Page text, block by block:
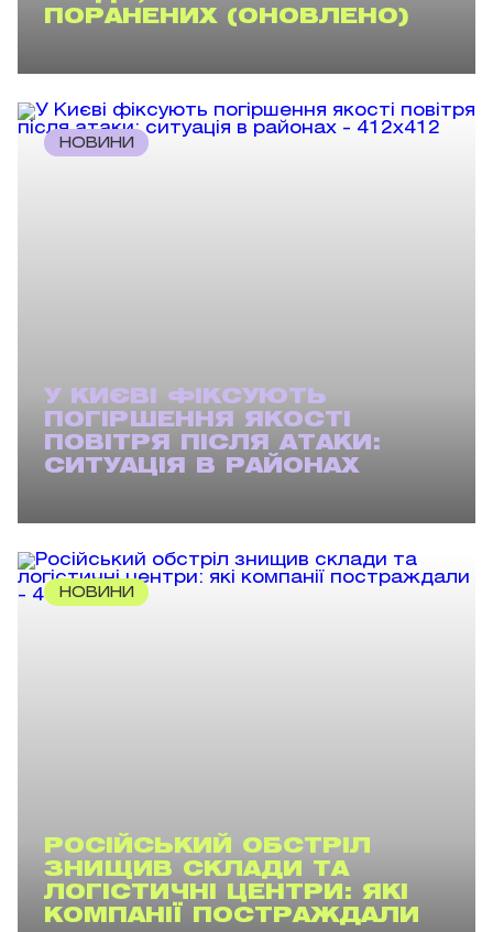
ПОРАНЕНИХ (ОНОВЛЕНО)
НОВИНИ
У КИЄВІ ФІКСУЮТЬ
ПОГІРШЕННЯ ЯКОСТІ
ПОВІТРЯ ПІСЛЯ АТАКИ:
СИТУАЦІЯ В РАЙОНАХ
НОВИНИ
РОСІЙСЬКИЙ ОБСТРІЛ
ЗНИЩИВ СКЛАДИ ТА
ЛОГІСТИЧНІ ЦЕНТРИ: ЯКІ
КОМПАНІЇ ПОСТРАЖДАЛИ